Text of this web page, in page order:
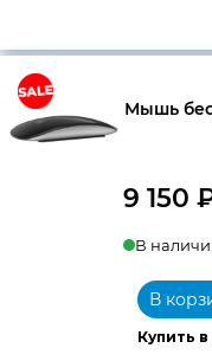
Мышь
9 150
В
Купить в
В